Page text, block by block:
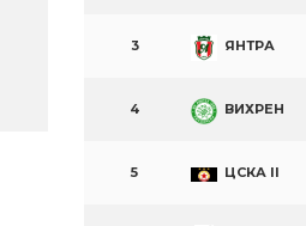
3 ЯНТРА
4 ВИХРЕН
5 ЦСКА II